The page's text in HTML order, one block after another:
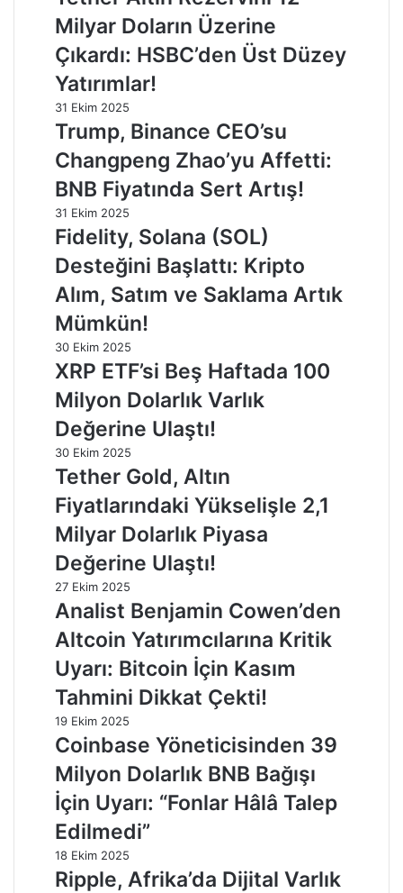
Milyar Doların Üzerine
Çıkardı: HSBC’den Üst Düzey
Yatırımlar!
31 Ekim 2025
Trump, Binance CEO’su
Changpeng Zhao’yu Affetti:
BNB Fiyatında Sert Artış!
31 Ekim 2025
Fidelity, Solana (SOL)
Desteğini Başlattı: Kripto
Alım, Satım ve Saklama Artık
Mümkün!
30 Ekim 2025
XRP ETF’si Beş Haftada 100
Milyon Dolarlık Varlık
Değerine Ulaştı!
30 Ekim 2025
Tether Gold, Altın
Fiyatlarındaki Yükselişle 2,1
Milyar Dolarlık Piyasa
Değerine Ulaştı!
27 Ekim 2025
Analist Benjamin Cowen’den
Altcoin Yatırımcılarına Kritik
Uyarı: Bitcoin İçin Kasım
Tahmini Dikkat Çekti!
19 Ekim 2025
Coinbase Yöneticisinden 39
Milyon Dolarlık BNB Bağışı
İçin Uyarı: “Fonlar Hâlâ Talep
Edilmedi”
18 Ekim 2025
Ripple, Afrika’da Dijital Varlık